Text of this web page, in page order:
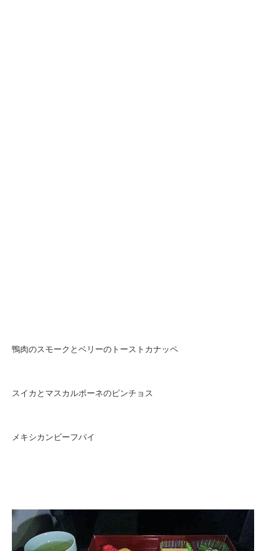
鴨肉のスモークとベリーのトーストカナッペ
スイカとマスカルポーネのピンチョス
メキシカンビーフパイ